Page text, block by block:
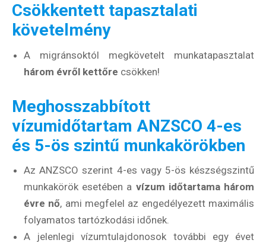
Csökkentett tapasztalati
követelmény
A migránsoktól megkövetelt munkatapasztalat
három évről kettőre csökken!
Meghosszabbított
vízumidőtartam ANZSCO 4-es
és 5-ös szintű munkakörökben
Az ANZSCO szerint 4-es vagy 5-ös készségszintű
munkakörök esetében a vízum időtartama három
évre nő, ami megfelel az engedélyezett maximális
folyamatos tartózkodási időnek.
A jelenlegi vízumtulajdonosok további egy évet